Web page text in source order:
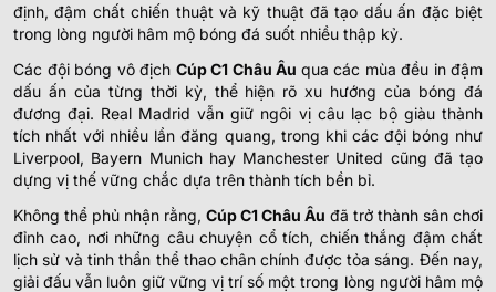
định, đậm chất chiến thuật và kỹ thuật đã tạo dấu ấn đặc biệt
trong lòng người hâm mộ bóng đá suốt nhiều thập kỷ.
Các đội bóng vô địch Cúp C1 Châu Âu qua các mùa đều in đậm
dấu ấn của từng thời kỳ, thể hiện rõ xu hướng của bóng đá
đương đại. Real Madrid vẫn giữ ngôi vị câu lạc bộ giàu thành
tích nhất với nhiều lần đăng quang, trong khi các đội bóng như
Liverpool, Bayern Munich hay Manchester United cũng đã tạo
dựng vị thế vững chắc dựa trên thành tích bền bỉ.
Không thể phủ nhận rằng, Cúp C1 Châu Âu đã trở thành sân chơi
đỉnh cao, nơi những câu chuyện cổ tích, chiến thắng đậm chất
lịch sử và tinh thần thể thao chân chính được tỏa sáng. Đến nay,
giải đấu vẫn luôn giữ vững vị trí số một trong lòng người hâm mộ